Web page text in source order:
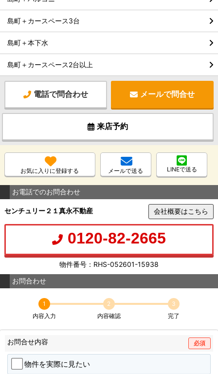
島町＋カースペース3台
島町＋本下水
島町＋カースペース2台以上
電話で問合わせ メールで問合せ
来店予約
お気に入りに登録する メールで送る LINEで送る
お電話でのお問合わせ
センチュリー２１真永不動産 会社概要はこちら
0120-82-2665
物件番号：RHS-052601-15938
お問合わせ
1
内容入力
2
内容確認
3
完了
お問合せ内容 必須
物件を実際に見たい